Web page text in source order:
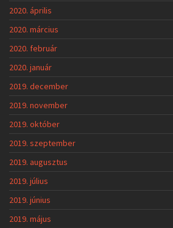
2020. április
2020. március
2020. február
2020. január
2019. december
2019. november
2019. október
2019. szeptember
2019. augusztus
2019. július
2019. június
2019. május